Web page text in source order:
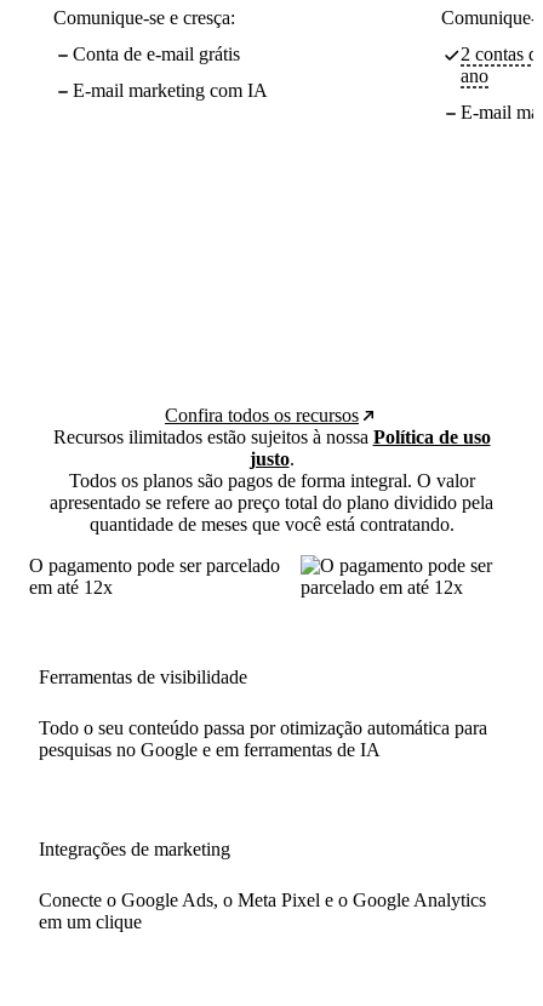
Comunique-se e cresça:
Conta de e-mail grátis
E-mail marketing com IA
Comunique-
2 contas
ano
E-mail
Confira todos os recursos
Recursos ilimitados estão sujeitos à nossa Política de uso
justo.
Todos os planos são pagos de forma integral. O valor
apresentado se refere ao preço total do plano dividido pela
quantidade de meses que você está contratando.
O pagamento pode ser parcelado
em até 12x
Ferramentas de visibilidade
Todo o seu conteúdo passa por otimização automática para
pesquisas no Google e em ferramentas de IA
Integrações de marketing
Conecte o Google Ads, o Meta Pixel e o Google Analytics
em um clique